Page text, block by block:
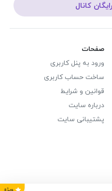
کانال
صفحات
ورود به پنل کاربری
ساخت حساب کاربری
قوانین و شرایط
درباره سایت
پشتیبانی سایت